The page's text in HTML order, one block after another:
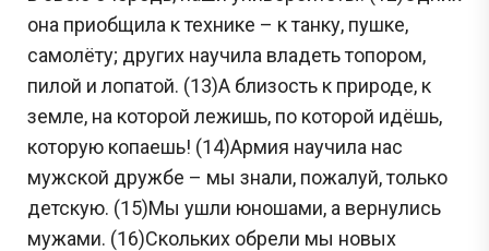
она приобщила к технике – к танку, пушке,
самолёту; других научила владеть топором,
пилой и лопатой. (13)А близость к природе, к
земле, на которой лежишь, по которой идёшь,
которую копаешь! (14)Армия научила нас
мужской дружбе – мы знали, пожалуй, только
детскую. (15)Мы ушли юношами, а вернулись
мужами. (16)Скольких обрели мы новых